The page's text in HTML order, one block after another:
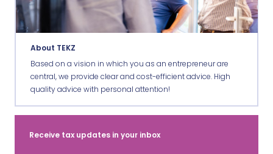
About TEKZ
Based on a vision in which you as an entrepreneur are
central, we provide clear and cost-efficient advice. High
quality advice with personal attention!
Receive tax updates in your inbox